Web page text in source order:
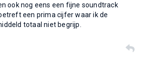
ook nog eens een fijne soundtrack
een prima cijfer waar ik de
totaal niet begrijp.